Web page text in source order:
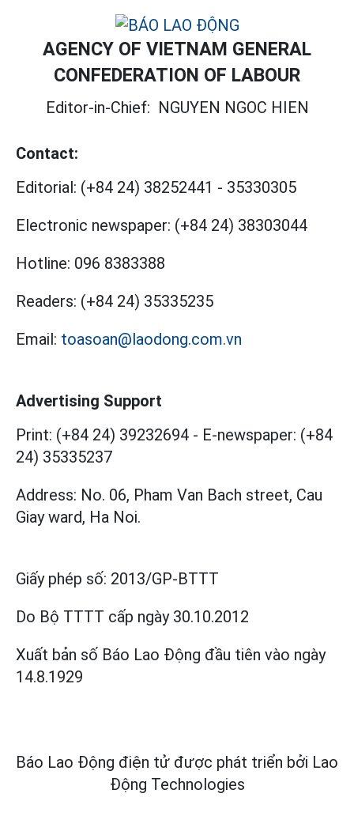
AGENCY OF VIETNAM GENERAL
CONFEDERATION OF LABOUR
Editor-in-Chief: NGUYEN NGOC HIEN
Contact:
Editorial: (+84 24) 38252441 - 35330305
Electronic newspaper: (+84 24) 38303044
Hotline: 096 8383388
Readers: (+84 24) 35335235
Email: toasoan@laodong.com.vn
Advertising Support
Print: (+84 24) 39232694 - E-newspaper: (+84
24) 35335237
Address: No. 06, Pham Van Bach street, Cau
Giay ward, Ha Noi.
Giấy phép số: 2013/GP-BTTT
Do Bộ TTTT cấp ngày 30.10.2012
Xuất bản số Báo Lao Động đầu tiên vào ngày
14.8.1929
Báo Lao Động điện tử được phát triển bởi Lao
Động Technologies